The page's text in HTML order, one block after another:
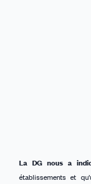
La DG nous a
établissements et